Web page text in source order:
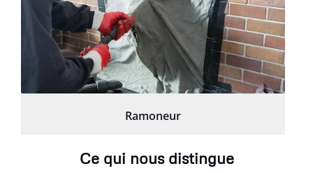
Ramoneur
Ce qui nous distingue